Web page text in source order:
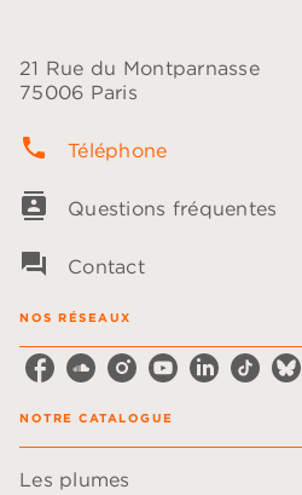
21 Rue du Montparnasse
75006 Paris
phone Téléphone
contacts Questions fréquentes
question_answer Contact
NOS RÉSEAUX
NOTRE CATALOGUE
Les plumes